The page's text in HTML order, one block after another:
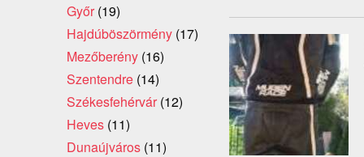
Győr (19)
Hajdúböszörmény (17)
Mezőberény (16)
Szentendre (14)
Székesfehérvár (12)
Heves (11)
Dunaújváros (11)